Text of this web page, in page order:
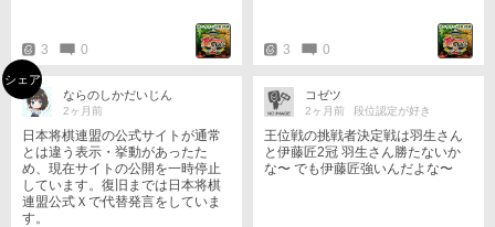
3 0 3 0
ならのしかだいじん
2ヶ月前
シェア
日本将棋連盟の公式サイトが通常
とは違う表示・挙動があったた
め、現在サイトの公開を一時停止
しています。復旧までは日本将棋
連盟公式Ｘで代替発言をしていま
す。
コゼツ
2ヶ月前 段位認定が好き
王位戦の挑戦者決定戦は羽生さん
と伊藤匠2冠 羽生さん勝たないか
な〜 でも伊藤匠強いんだよな〜